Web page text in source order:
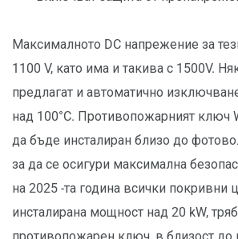
Максималното DC напрежение за
1100 V, като има и такива с 1500V.
предлагат и автоматично
над 100°C. Противопожарният ключ
да бъде инсталиран близо до
за да се осигури максимална
на 2025 -та година всички покривни
инсталирана мощност над 20 kW,